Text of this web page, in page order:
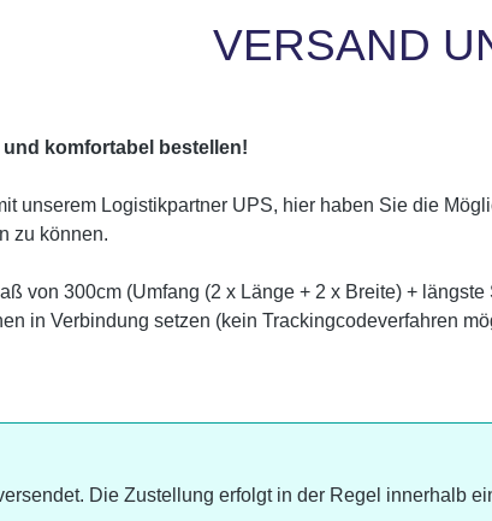
VERSAND
komfortabel bestellen!
unserem Logistikpartner UPS, hier haben Sie die
zu können.
von 300cm (Umfang (2 x Länge + 2 x Breite) +
in Verbindung setzen (kein Trackingcodeverfahren
Die Zustellung erfolgt in der Regel innerhalb